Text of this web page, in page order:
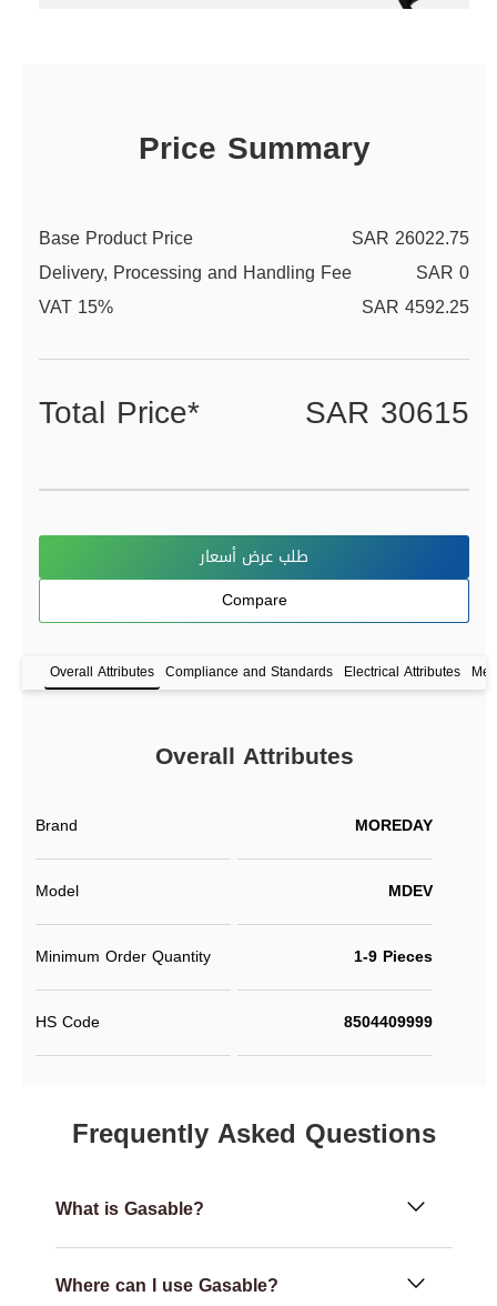
Price Summary
Base Product Price
SAR 26022.75
Delivery, Processing and Handling Fee
SAR 0
VAT 15%
SAR 4592.25
Total Price* SAR 30615
طلب عرض أسعار
Compare
Overall Attributes Compliance and Standards Electrical Attributes
Overall Attributes
Brand MOREDAY
Model MDEV
Minimum Order Quantity 1-9 Pieces
HS Code 8504409999
Frequently Asked Questions
What is Gasable?
Where can I use Gasable?